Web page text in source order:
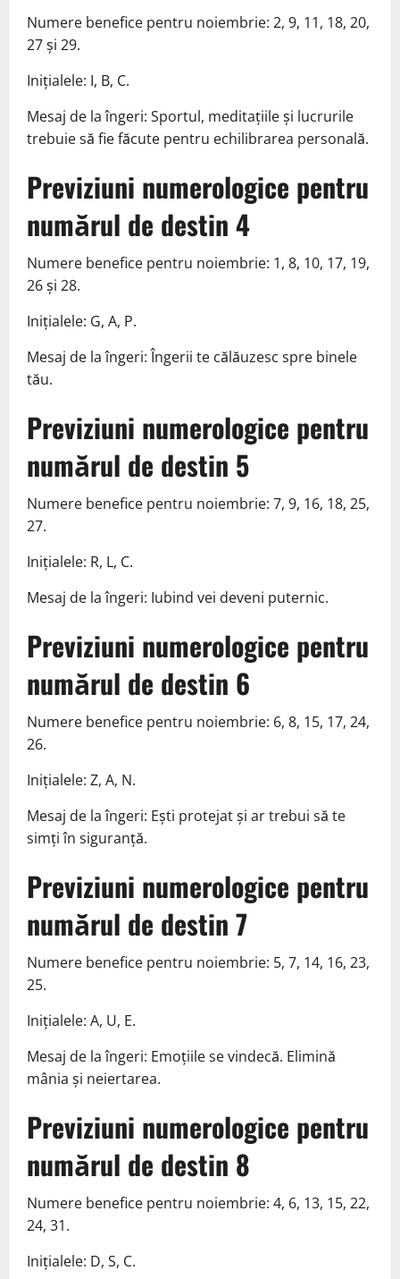
Numere benefice pentru noiembrie: 2, 9, 11, 18, 20,
27 și 29.
Inițialele: I, B, C.
Mesaj de la îngeri: Sportul, meditațiile și lucrurile
trebuie să fie făcute pentru echilibrarea personală.
Previziuni numerologice pentru
numărul de destin 4
Numere benefice pentru noiembrie: 1, 8, 10, 17, 19,
26 și 28.
Inițialele: G, A, P.
Mesaj de la îngeri: Îngerii te călăuzesc spre binele
tău.
Previziuni numerologice pentru
numărul de destin 5
Numere benefice pentru noiembrie: 7, 9, 16, 18, 25,
27.
Inițialele: R, L, C.
Mesaj de la îngeri: Iubind vei deveni puternic.
Previziuni numerologice pentru
numărul de destin 6
Numere benefice pentru noiembrie: 6, 8, 15, 17, 24,
26.
Inițialele: Z, A, N.
Mesaj de la îngeri: Ești protejat și ar trebui să te
simți în siguranță.
Previziuni numerologice pentru
numărul de destin 7
Numere benefice pentru noiembrie: 5, 7, 14, 16, 23,
25.
Inițialele: A, U, E.
Mesaj de la îngeri: Emoțiile se vindecă. Elimină
mânia și neiertarea.
Previziuni numerologice pentru
numărul de destin 8
Numere benefice pentru noiembrie: 4, 6, 13, 15, 22,
24, 31.
Inițialele: D, S, C.